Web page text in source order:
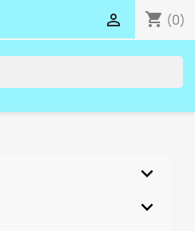
shopping_cart (0)
